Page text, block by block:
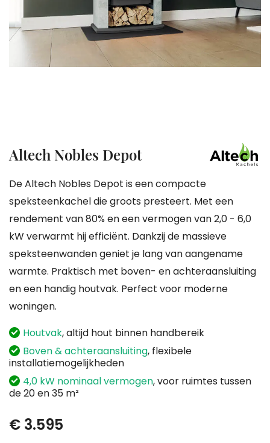
Ga
naar
het
begin
van
de
afbeeldingen-
gallerij
Altech Nobles Depot
De Altech Nobles Depot is een compacte
speksteenkachel die groots presteert. Met een
rendement van 80% en een vermogen van 2,0 - 6,0
kW verwarmt hij efficiënt. Dankzij de massieve
speksteenwanden geniet je lang van aangename
warmte. Praktisch met boven- en achteraansluiting
en een handig houtvak. Perfect voor moderne
woningen.
Houtvak, altijd hout binnen handbereik
Boven & achteraansluiting, flexibele
installatiemogelijkheden
4,0 kW nominaal vermogen, voor ruimtes tussen
de 20 en 35 m²
€ 3.595